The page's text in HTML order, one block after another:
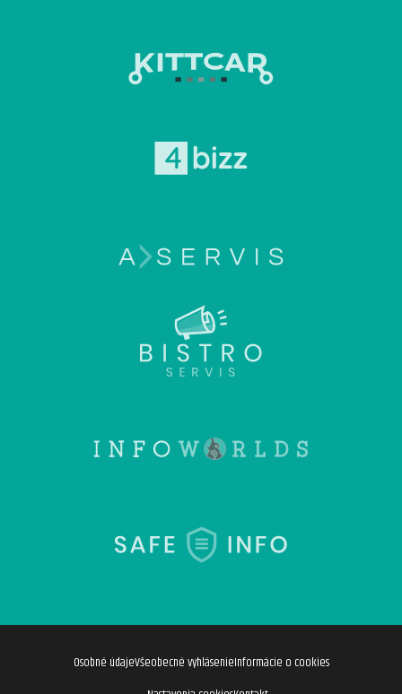
Osobné údajeVšeobecné vyhlásenieInformácie o cookies